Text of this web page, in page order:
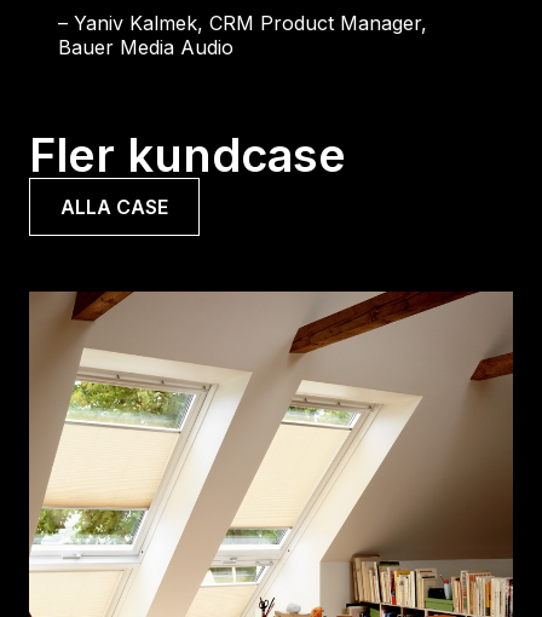
– Yaniv Kalmek, CRM Product Manager,
Bauer Media Audio
Fler kundcase
ALLA CASE